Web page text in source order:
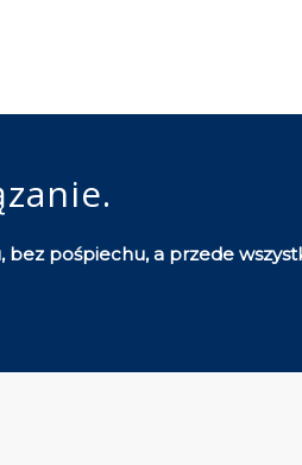
bez pośpiechu, a przede